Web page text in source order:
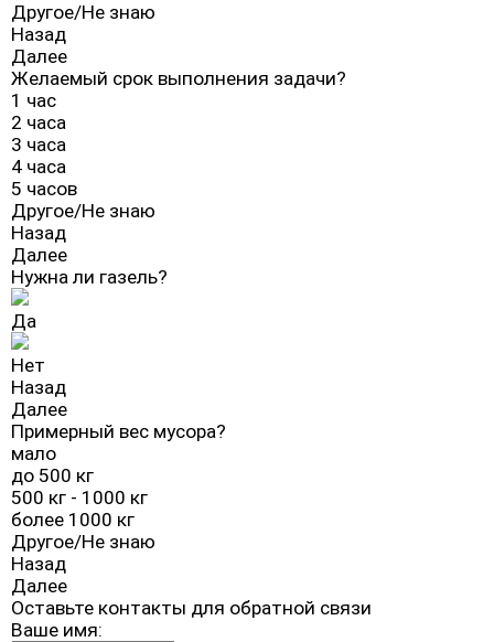
Другое/Не знаю
Назад
Далее
Желаемый срок выполнения задачи?
1 час
2 часа
3 часа
4 часа
5 часов
Другое/Не знаю
Назад
Далее
Нужна ли газель?
Да
Нет
Назад
Далее
Примерный вес мусора?
мало
до 500 кг
500 кг - 1000 кг
более 1000 кг
Другое/Не знаю
Назад
Далее
Оставьте контакты для обратной связи
Ваше имя: